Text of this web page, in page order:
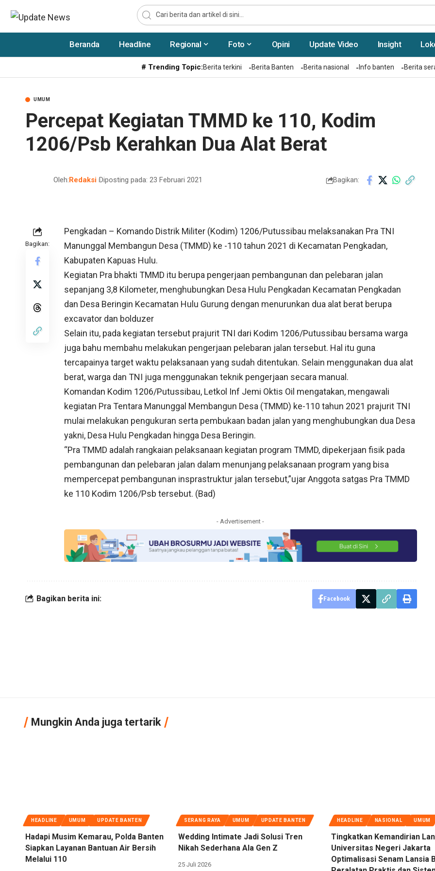
Beranda Headline Regional Foto Opini Update Video Insight
# Trending Topic:Berita terkini Berita Banten Berita nasional Info banten Berita
UMUM
Percepat Kegiatan TMMD ke 110, Kodim
1206/Psb Kerahkan Dua Alat Berat
Oleh:Redaksi Diposting pada: 23 Februari 2021 Bagikan:
Bagikan:
Pengkadan – Komando Distrik Militer (Kodim) 1206/Putussibau melaksanakan Pra TNI
Manunggal Membangun Desa (TMMD) ke -110 tahun 2021 di Kecamatan Pengkadan,
Kabupaten Kapuas Hulu.
Kegiatan Pra bhakti TMMD itu berupa pengerjaan pembangunan dan pelebaran jalan
sepanjang 3,8 Kilometer, menghubungkan Desa Hulu Pengkadan Kecamatan Pengkadan
dan Desa Beringin Kecamatan Hulu Gurung dengan menurunkan dua alat berat berupa
excavator dan bolduzer
Selain itu, pada kegiatan tersebut prajurit TNI dari Kodim 1206/Putussibau bersama warga
juga bahu membahu melakukan pengerjaan pelebaran jalan tersebut. Hal itu guna
tercapainya target waktu pelaksanaan yang sudah ditentukan. Selain menggunakan dua alat
berat, warga dan TNI juga menggunakan teknik pengerjaan secara manual.
Komandan Kodim 1206/Putussibau, Letkol Inf Jemi Oktis Oil mengatakan, mengawali
kegiatan Pra Tentara Manunggal Membangun Desa (TMMD) ke-110 tahun 2021 prajurit TNI
mulai melakukan pengukuran serta pembukaan badan jalan yang menghubungkan dua Desa
yakni, Desa Hulu Pengkadan hingga Desa Beringin.
“Pra TMMD adalah rangkaian pelaksanaan kegiatan program TMMD, dipekerjaan fisik pada
pembangunan dan pelebaran jalan dalam menunjang pelaksanaan program yang bisa
mempercepat pembangunan insprastruktur jalan tersebut,”ujar Anggota satgas Pra TMMD
ke 110 Kodim 1206/Psb tersebut. (Bad)
- Advertisement -
Bagikan berita ini: Facebook
Mungkin Anda juga tertarik
HEADLINE UMUM UPDATE BANTEN
Hadapi Musim Kemarau, Polda Banten
Siapkan Layanan Bantuan Air Bersih
Melalui 110
SERANG RAYA UMUM UPDATE BANTEN
Wedding Intimate Jadi Solusi Tren
Nikah Sederhana Ala Gen Z
25 Juli 2026
HEADLINE NASIONAL UMUM
Tingkatkan Kemandirian
Universitas Negeri Jakarta
Optimalisasi Senam Lansia